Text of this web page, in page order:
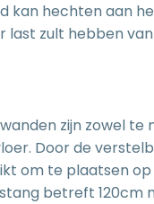
kan hechten aan
last zult hebben
zijn zowel
Door de
om te plaatsen
betreft 120cm